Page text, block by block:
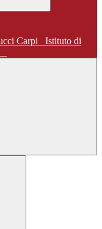
Istituto di